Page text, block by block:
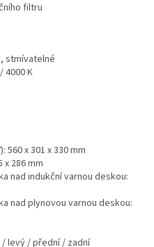
filtru
stmívatelné
4000 K
560 x 301 x 330 mm
x 286 mm
nad indukční varnou deskou:
nad plynovou varnou deskou:
levý / přední / zadní